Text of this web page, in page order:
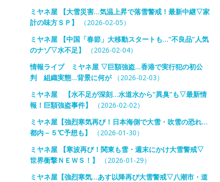
ミヤネ屋 【大雪災害…気温上昇で落雪警戒！最新中継▽家
計の味方ＳＰ】
（2026-02-05）
ミヤネ屋 【中国「春節」大移動スタートも…“不良品”人気
のナゾ▽水不足】
（2026-02-04）
情報ライブ ミヤネ屋 ▽巨額強盗…香港で実行犯の初公
判 組織実態…背景に何が（2026-02-03）
ミヤネ屋 【水不足が深刻…水道水から“異臭”も▽最新情
報！巨額強盗事件】
（2026-02-02）
ミヤネ屋【強烈寒気再び！日本海側で大雪・吹雪の恐れ…
都内－５℃予想も】
（2026-01-30）
ミヤネ屋 【寒波再び！関東も雪・週末にかけ大雪警戒▽
世界衝撃ＮＥＷＳ！】
（2026-01-29）
ミヤネ屋【強烈寒気…あす以降再び大雪警戒▽八潮市・道